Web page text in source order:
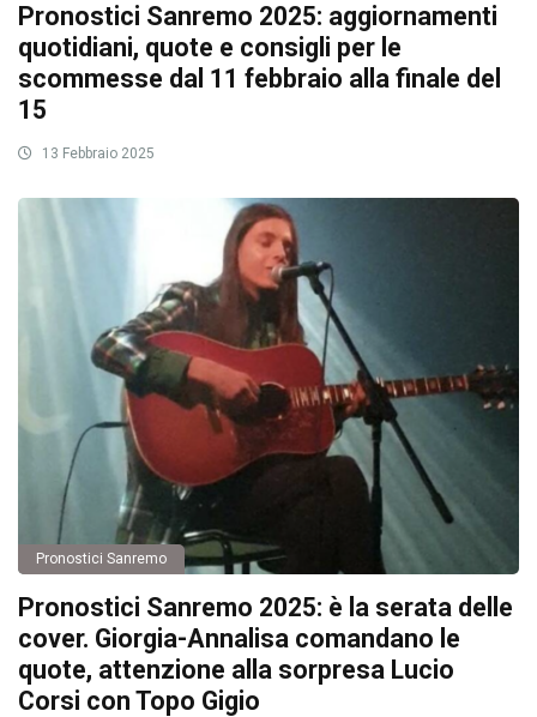
Pronostici Sanremo 2025: aggiornamenti
quotidiani, quote e consigli per le
scommesse dal 11 febbraio alla finale del
15
13 Febbraio 2025
Pronostici Sanremo
Pronostici Sanremo 2025: è la serata delle
cover. Giorgia-Annalisa comandano le
quote, attenzione alla sorpresa Lucio
Corsi con Topo Gigio